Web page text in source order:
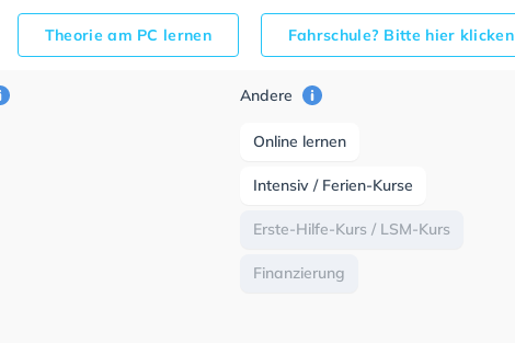
Theorie am PC lernen Fahrschule? Bitte hier klicken
Andere
Online lernen
Intensiv / Ferien-Kurse
Erste-Hilfe-Kurs / LSM-Kurs
Finanzierung